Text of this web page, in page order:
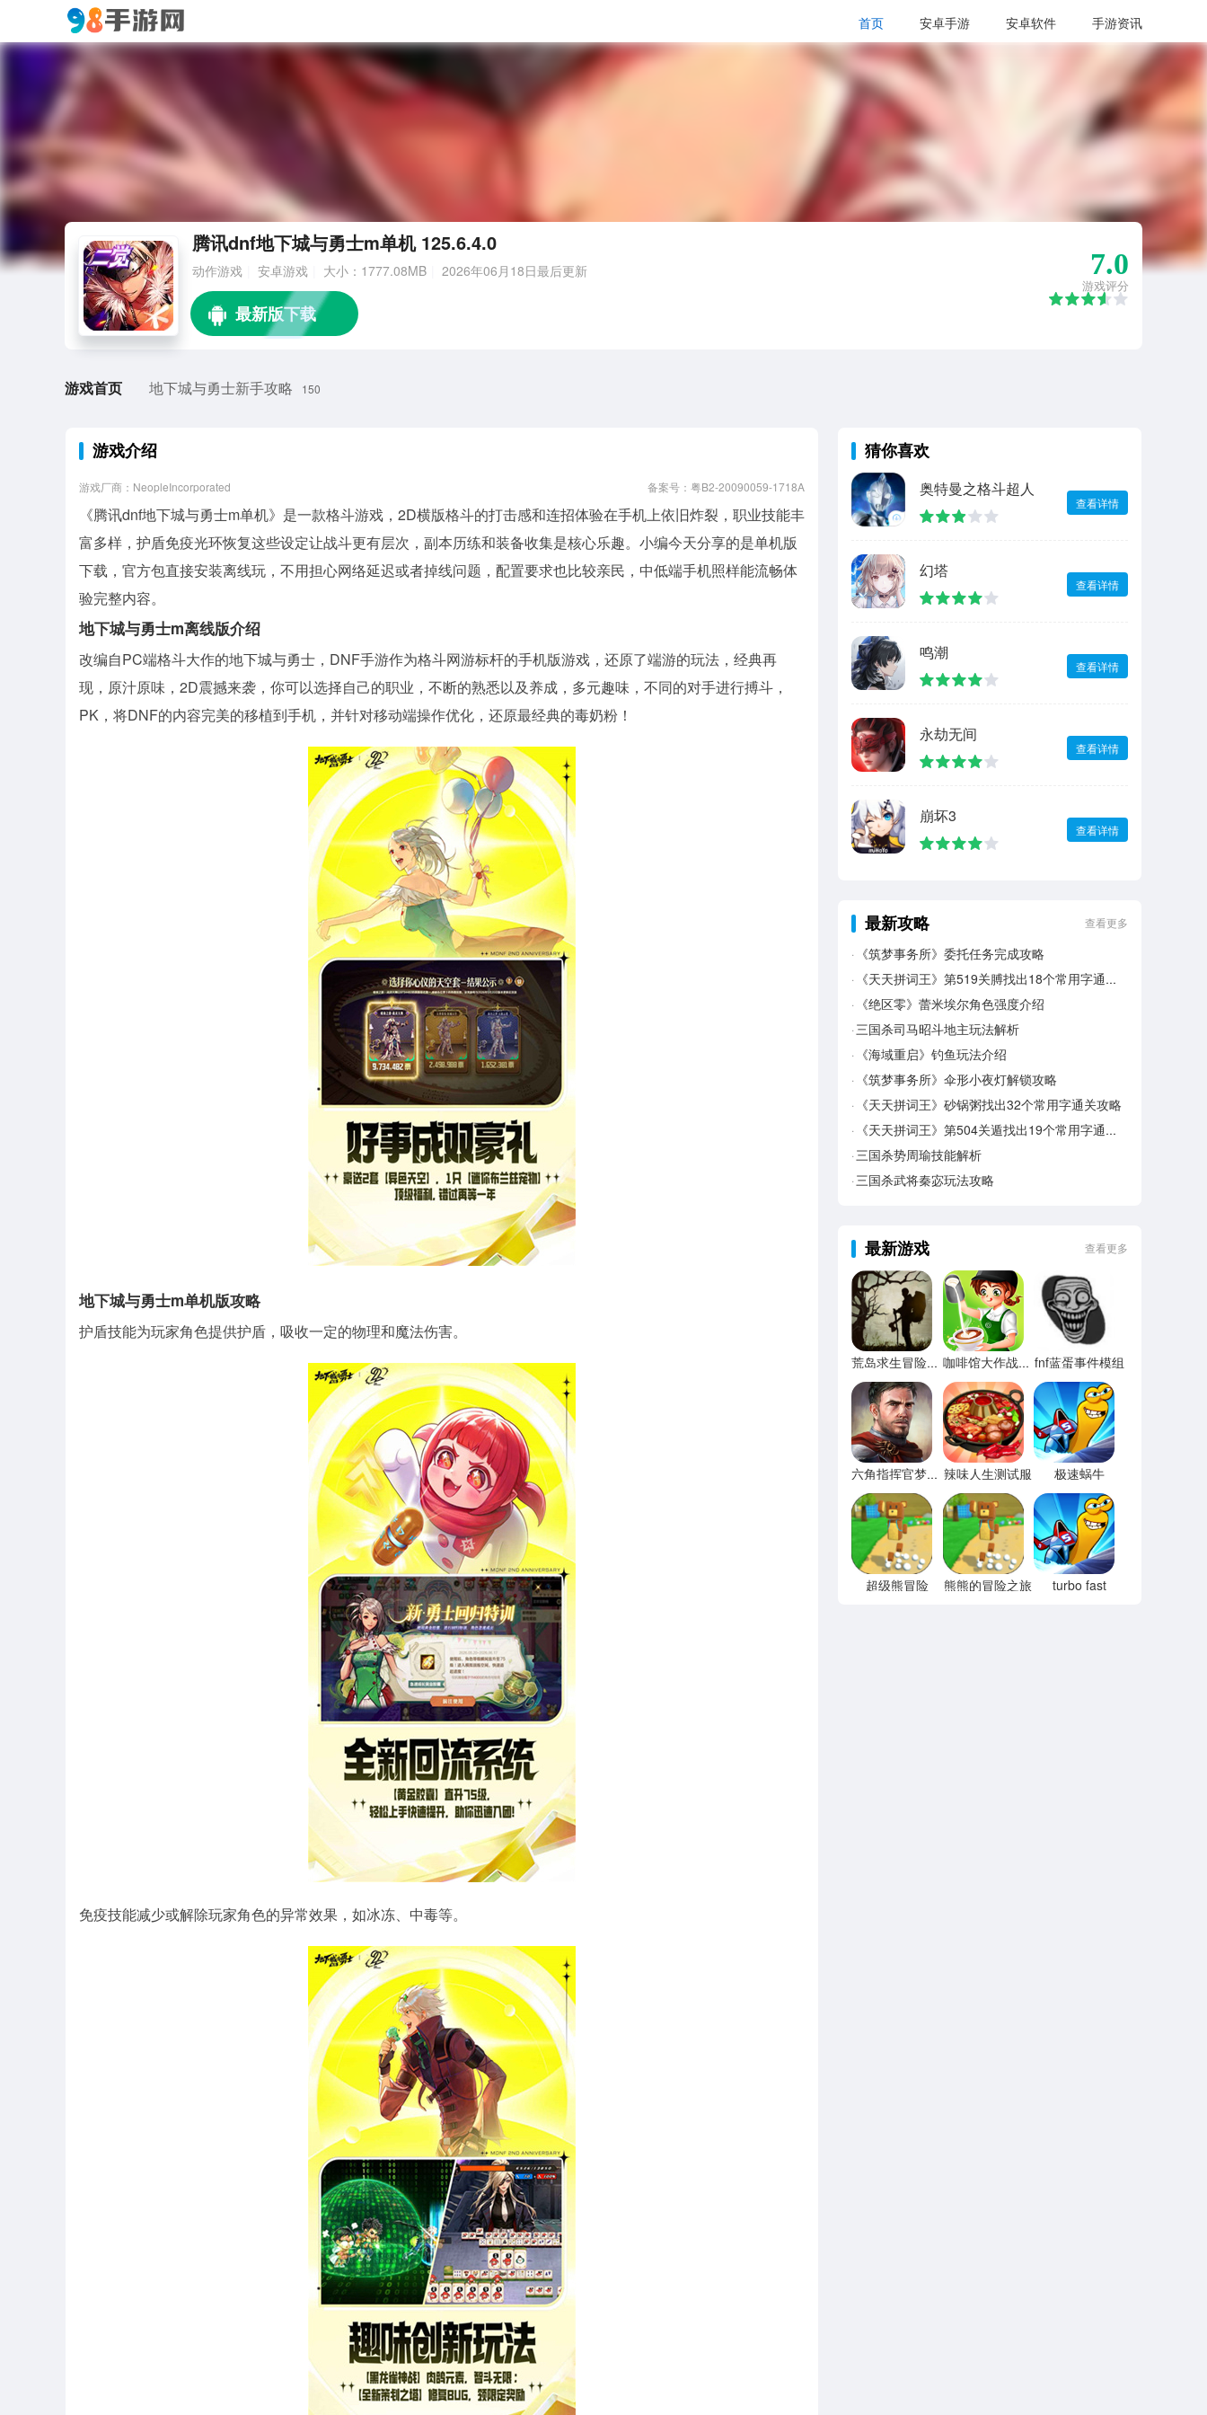
首页 安卓手游 安卓软件 手游资讯
腾讯dnf地下城与勇士m单机 125.6.4.0
动作游戏 安卓游戏 大小：1777.08MB 2026年06月18日最后更新 7.0
游戏评分
游戏首页 地下城与勇士新手攻略 150
游戏介绍
游戏厂商：NeopleIncorporated 备案号：粤B2-20090059-1718A
《腾讯dnf地下城与勇士m单机》是一款格斗游戏，2D横版格斗的打击感和连招体验在手机上依旧炸裂，职业技能丰
富多样，护盾免疫光环恢复这些设定让战斗更有层次，副本历练和装备收集是核心乐趣。小编今天分享的是单机版
下载，官方包直接安装离线玩，不用担心网络延迟或者掉线问题，配置要求也比较亲民，中低端手机照样能流畅体
验完整内容。
地下城与勇士m离线版介绍
改编自PC端格斗大作的地下城与勇士，DNF手游作为格斗网游标杆的手机版游戏，还原了端游的玩法，经典再
现，原汁原味，2D震撼来袭，你可以选择自己的职业，不断的熟悉以及养成，多元趣味，不同的对手进行搏斗，
PK，将DNF的内容完美的移植到手机，并针对移动端操作优化，还原最经典的毒奶粉！
地下城与勇士m单机版攻略
护盾技能为玩家角色提供护盾，吸收一定的物理和魔法伤害。
免疫技能减少或解除玩家角色的异常效果，如冰冻、中毒等。
猜你喜欢
奥特曼之格斗超人
查看详情
幻塔
查看详情
鸣潮
查看详情
永劫无间
查看详情
崩坏3
查看详情
最新攻略 查看更多
《筑梦事务所》委托任务完成攻略
《天天拼词王》第519关膊找出18个常用字通关攻略
《绝区零》蕾米埃尔角色强度介绍
三国杀司马昭斗地主玩法解析
《海域重启》钓鱼玩法介绍
《筑梦事务所》伞形小夜灯解锁攻略
《天天拼词王》砂锅粥找出32个常用字通关攻略
《天天拼词王》第504关遁找出19个常用字通关攻略
三国杀势周瑜技能解析
三国杀武将秦宓玩法攻略
最新游戏 查看更多
荒岛求生冒险游戏 咖啡馆大作战无限金币 fnf蓝蛋事件模组
六角指挥官梦幻英雄 辣味人生测试服 极速蜗牛
超级熊冒险 熊熊的冒险之旅 turbo fast